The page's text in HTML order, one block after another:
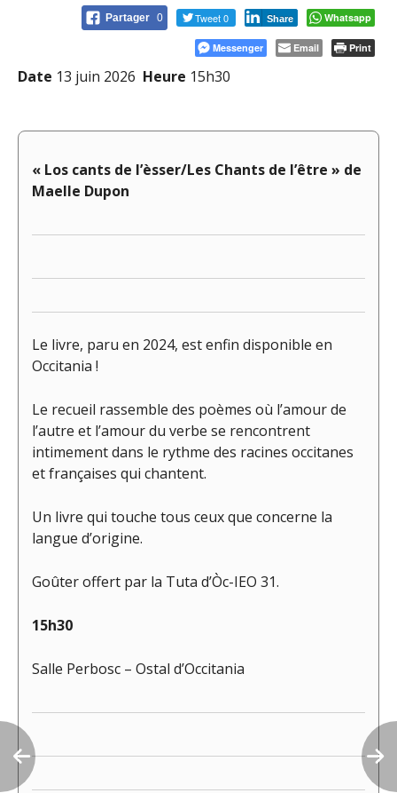
Partager 0 Tweet 0 Share Whatsapp
Messenger Email Print
Date 13 juin 2026 Heure 15h30
« Los cants de l’èsser/Les Chants de l’être » de
Maelle Dupon
Le livre, paru en 2024, est enfin disponible en
Occitania !
Le recueil rassemble des poèmes où l’amour de
l’autre et l’amour du verbe se rencontrent
intimement dans le rythme des racines occitanes
et françaises qui chantent.
Un livre qui touche tous ceux que concerne la
langue d’origine.
Goûter offert par la Tuta d’Òc-IEO 31.
15h30
Salle Perbosc – Ostal d’Occitania